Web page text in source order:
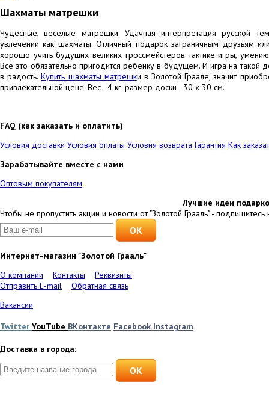
Шахматы матрешки
Чудесные, веселые матрешки. Удачная интерпретация русской
увлечении как шахматы. Отличный подарок заграничным друзьям
хорошо учить будущих великих гроссмейстеров тактике игры,
Все это обязательно пригодится ребенку в будущем. И игра на такой
в радость.Купить шахматы матрешки в Золотой Граале, значит
привлекательной цене. Вес - 4 кг. размер доски - 30 x 30 см.
FAQ (как заказать и оплатить)
Условия доставки Условия оплаты Условия возврата Гарантия Как
Зарабатывайте вместе с нами
Оптовым покупателям
Лучшие идеи
Чтобы не пропустить акции и новости от "Золотой Грааль" - подпишитесь
Интернет-магазин "Золотой Грааль"
О компании
Контакты
Реквизиты
Отправить E-mail
Обратная связь
Вакансии
Twitter YouTube ВКонтакте Facebook Instagram
Доставка в города:
OK